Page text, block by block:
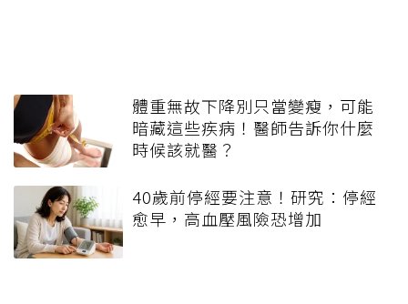
體重無故下降別只當變瘦，可能
暗藏這些疾病！醫師告訴你什麼
時候該就醫？
40歲前停經要注意！研究：停經
愈早，高血壓風險恐增加